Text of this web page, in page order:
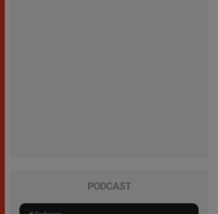
PODCAST